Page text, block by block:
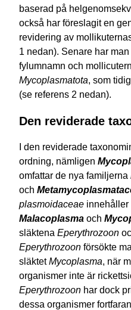
baserad på
också har föreslagit en
revidering av
1 nedan). Senare har
fylumnamn och
Mycoplasmatota, som
(se referens 2 nedan).
Den reviderade
I den reviderade
ordning, nämligen
omfattar de nya familjerna
och
plasmoi­daceae inne­håller
Malacoplasma och
släktena Eperythrozoon
Eperythrozoon försökte
släktetMycoplasma, när
organismer inte är
Eperythrozoon har dock
dessa organismer